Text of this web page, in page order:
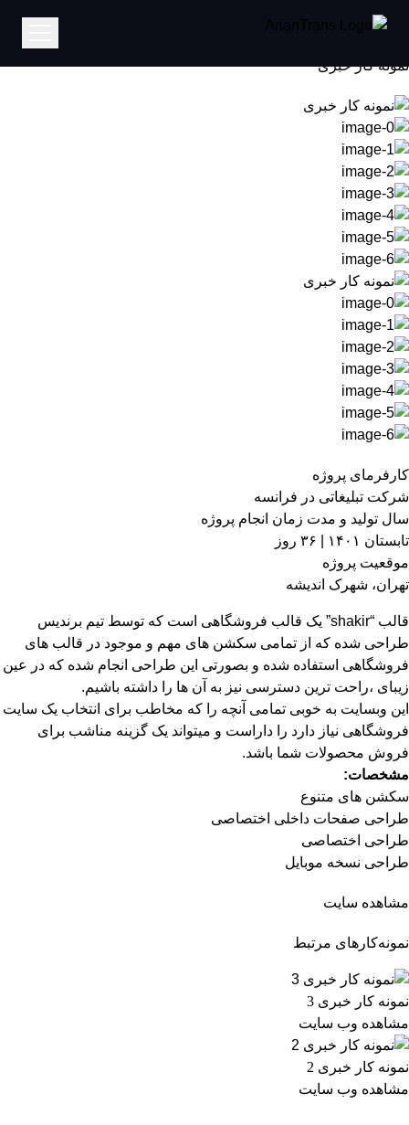
خانه نمونه کار خبری
نمونه کار خبری
کارفرمای پروژه
شرکت تبلیغاتی در فرانسه
سال تولید و مدت زمان انجام پروژه
تابستان ۱۴۰۱ | ۳۶ روز
موقعیت پروژه
تهران، شهرک اندیشه
قالب “shakir” یک قالب فروشگاهی است که توسط تیم برندیس
طراحی شده که از تمامی سکشن های مهم و موجود در قالب های
فروشگاهی استفاده شده و بصورتی این طراحی انجام شده که در عین
زیبای ،راحت ترین دسترسی نیز به آن ها را داشته باشیم.
این وبسایت به خوبی تمامی آنچه را که مخاطب برای انتخاب یک سایت
فروشگاهی نیاز دارد را داراست و میتواند یک گزینه مناشب برای
فروش محصولات شما باشد.
مشخصات:
سکشن های متنوع
طراحی صفحات داخلی اختصاصی
طراحی اختصاصی
طراحی نسخه موبایل
مشاهده سایت
نمونه‌کارهای مرتبط
نمونه کار خبری 3
مشاهده وب سایت
نمونه کار خبری 2
مشاهده وب سایت